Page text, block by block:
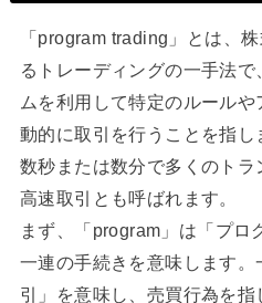
「program trading」とは、
るトレーディングの一手法
ムを利用して特定のルール
動的に取引を行うことを指し
数秒または数分で多くのトラ
高速取引とも呼ばれます。
まず、「program」は「プロ
一連の手続きを意味します
引」を意味し、売買行為を